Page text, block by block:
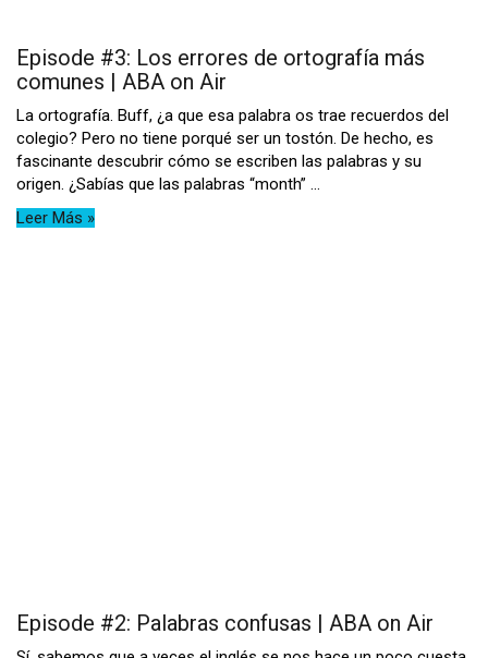
Episode #3: Los errores de ortografía más
comunes | ABA on Air
La ortografía. Buff, ¿a que esa palabra os trae recuerdos del
colegio? Pero no tiene porqué ser un tostón. De hecho, es
fascinante descubrir cómo se escriben las palabras y su
origen. ¿Sabías que las palabras “month” ...
Leer Más »
Episode #2: Palabras confusas | ABA on Air